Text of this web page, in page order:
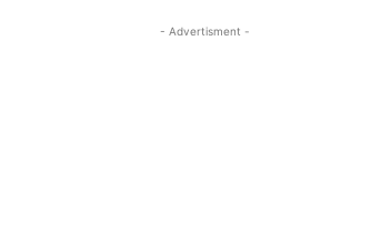
- Advertisment -